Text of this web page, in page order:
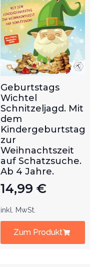
Geburtstags
Wichtel
Schnitzeljagd. Mit
dem
Kindergeburtstag
zur
Weihnachtszeit
auf Schatzsuche.
Ab 4 Jahre.
14,99 €
inkl. MwSt.
Zum Produkt